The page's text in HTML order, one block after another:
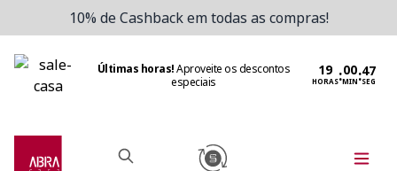
10% de Cashback em todas as compras!
Últimas horas!Aproveite os descontos
especiais
HORAS:MIN:SEG